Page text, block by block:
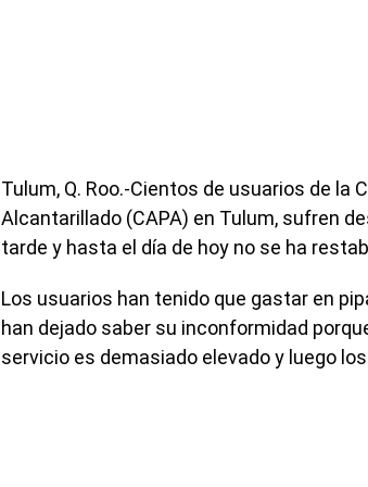
Tulum, Q. Roo.-Cientos de usuarios de la
Alcantarillado (CAPA) en Tulum, sufren
tarde y hasta el día de hoy no se ha
Los usuarios han tenido que gastar en
han dejado saber su inconformidad
servicio es demasiado elevado y luego